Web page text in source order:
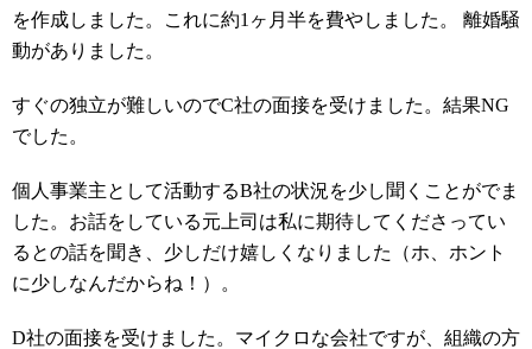
を作成しました。これに約1ヶ月半を費やしました。 離婚騒
動がありました。
すぐの独立が難しいのでC社の面接を受けました。結果NG
でした。
個人事業主として活動するB社の状況を少し聞くことがでま
した。お話をしている元上司は私に期待してくださってい
るとの話を聞き、少しだけ嬉しくなりました（ホ、ホント
に少しなんだからね！）。
D社の面接を受けました。マイクロな会社ですが、組織の方